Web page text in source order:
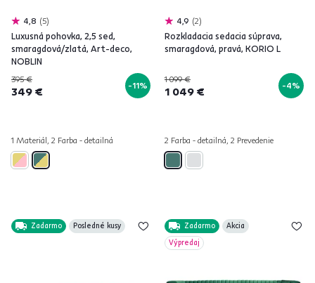
4,8 5
Luxusná pohovka, 2,5 sed,
smaragdová/zlatá, Art-deco,
NOBLIN
395 €
349 € -11%
1 Materiál, 2 Farba - detailná
4,9 2
Rozkladacia sedacia súprava,
smaragdová, pravá, KORIO L
1 099 €
1 049 € -4%
2 Farba - detailná, 2 Prevedenie
Zadarmo Posledné kusy Zadarmo
Akcia
Výpredaj